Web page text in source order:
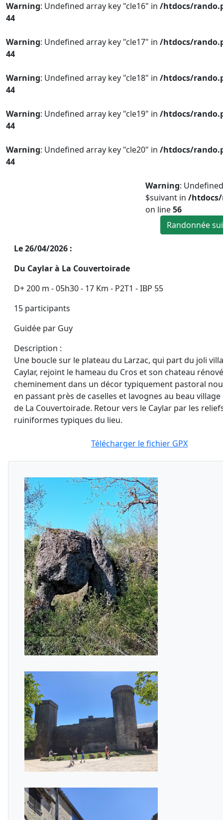
Warning: Undefined array key "cle16" in /htdocs/
44
Warning: Undefined array key "cle17" in /htdocs/
44
Warning: Undefined array key "cle18" in /htdocs/
44
Warning: Undefined array key "cle19" in /htdocs/
44
Warning: Undefined array key "cle20" in /htdocs/
44
Warning:
$suivant in /
on line56
Randonnée
Le 26/04/2026 :
Du Caylar à La Couvertoirade
D+ 200 m - 05h30 - 17 Km - P2T1 - IBP 55
15 participants
Guidée par Guy
Description :
Une boucle sur le plateau du Larzac, qui part du joli
Caylar, rejoint le hameau du Cros et son chateau
cheminement dans un décor typiquement pastoral
en passant près de caselles et lavognes au beau
de La Couvertoirade. Retour vers le Caylar par les
ruiniformes typiques du lieu.
Télécharger le fichier GPX